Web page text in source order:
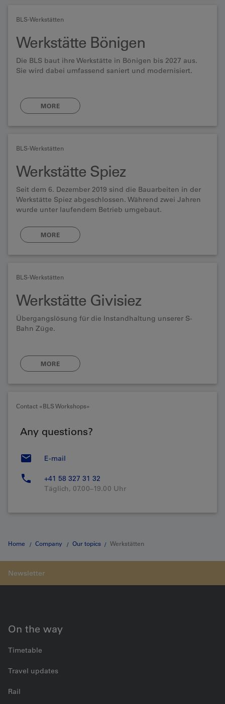
BLS-Werkstätten
Werkstätte Bönigen
Die BLS baut ihre Werkstätte in Bönigen bis 2027 aus.
Sie wird dabei umfassend saniert und modernisiert.
MORE
BLS-Werkstätten
Werkstätte Spiez
Seit dem 6. Dezember 2019 sind die Bauarbeiten in der
Werkstätte Spiez abgeschlossen. Während zwei Jahren
wurde unter laufendem Betrieb umgebaut.
MORE
BLS-Werkstätten
Werkstätte Givisiez
Übergangslösung für die Instandhaltung unserer S-
Bahn Züge.
MORE
Contact «BLS Workshops»
Any questions?
E-mail
+41 58 327 31 32
Täglich, 07.00–19.00 Uhr
Home Company Our topics Werkstätten
On the way
Timetable
Travel updates
Rail